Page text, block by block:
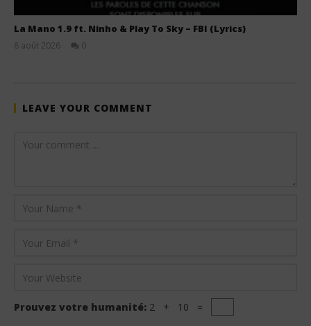
La Mano 1.9 ft. Ninho & Play To Sky – FBI (Lyrics)
8 août 2026
0
LEAVE YOUR COMMENT
Prouvez votre humanité: 2 + 10 =